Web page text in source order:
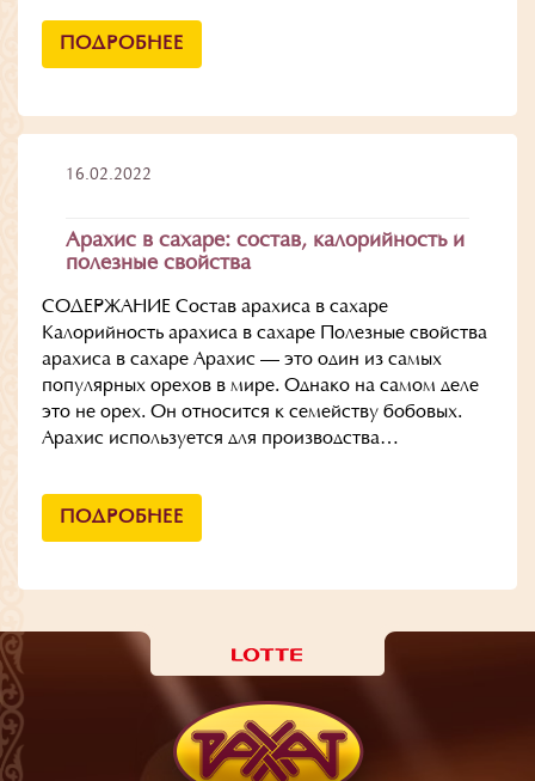
ПОДРОБНЕЕ
16.02.2022
Арахис в сахаре: состав, калорийность и
полезные свойства
СОДЕРЖАНИЕ Состав арахиса в сахаре
Калорийность арахиса в сахаре Полезные свойства
арахиса в сахаре Арахис — это один из самых
популярных орехов в мире. Однако на самом деле
это не орех. Он относится к семейству бобовых.
Арахис используется для производства…
ПОДРОБНЕЕ